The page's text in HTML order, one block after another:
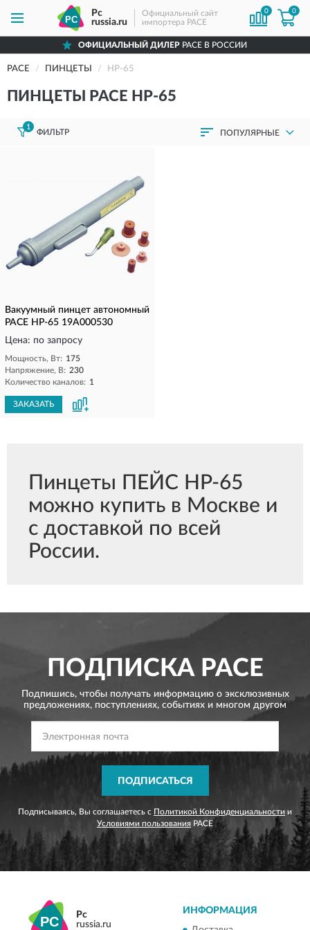
Pc
russia.ru
Официальный сайт
импортера PACE
0 0
ОФИЦИАЛЬНЫЙ ДИЛЕРPACE В РОССИИ
PACE ПИНЦЕТЫ HP-65
ПИНЦЕТЫ PACE HP-65
1
ФИЛЬТР ПОПУЛЯРНЫЕ
Вакуумный пинцет автономный
PACE HP-65 19A000530
Цена: по запросу
Мощность, Вт: 175
Напряжение, В: 230
Количество каналов: 1
ЗАКАЗАТЬ
Пинцеты ПЕЙС HP-65
можно купить в Москве и
с доставкой по всей
России.
ПОДПИСКАPACE
Подпишись, чтобы получать информацию о эксклюзивных
предложениях, поступлениях, событиях и многом другом
ПОДПИСАТЬСЯ
Подписываясь, Вы соглашаетесь с Политикой Конфиденциальности и
Условиями пользования PACE
Pc
russia.ru
ИНФОРМАЦИЯ